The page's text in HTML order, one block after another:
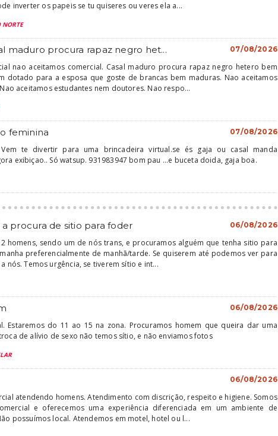
inverter os papeis se tu quiseres ou veres ela a...
NORTE
maduro procura rapaz negro het... 07/08/2026
nao aceitamos comercial. Casal maduro procura rapaz negro hetero bem
dotado para a esposa que goste de brancas bem maduras. Nao aceitamos
aceitamos estudantes nem doutores. Nao respo...
feminina 07/08/2026
te divertir para uma brincadeira virtual.se és gaja ou casal manda
exibiçao.. Só watsup. 931983947 bom pau ...e buceta doida, gaja boa.
a procura de sitio para foder 06/08/2026
2 homens, sendo um de nós trans, e procuramos alguém que tenha sitio para
preferencialmente de manhã/tarde. Se quiserem até podemos ver para
nós. Temos urgência, se tiverem sítio e int...
06/08/2026
Estaremos do 11 ao 15 na zona. Procuramos homem que queira dar uma
de alívio de sexo não temos sítio, e não enviamos fotos
06/08/2026
atendendo homens. Atendimento com discrição, respeito e higiene. Somos
e oferecemos uma experiência diferenciada em um ambiente de
possuímos local. Atendemos em motel, hotel ou l...